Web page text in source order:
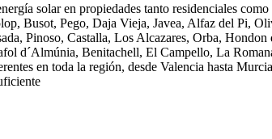
solar en propiedades tanto residenciales
Busot, Pego, Daja Vieja, Javea, Alfaz del Pi,
Pinoso, Castalla, Los Alcazares, Orba,
d´Almúnia, Benitachell, El Campello, La
en toda la región, desde Valencia hasta